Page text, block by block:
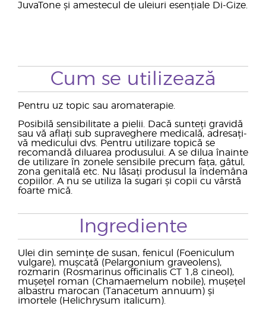
JuvaTone și amestecul de uleiuri esențiale Di-Gize.
Cum se utilizează
Pentru uz topic sau aromaterapie.
Posibilă sensibilitate a pielii. Dacă sunteți gravidă
sau vă aflați sub supraveghere medicală, adresați-
vă medicului dvs. Pentru utilizare topică se
recomandă diluarea produsului. A se dilua înainte
de utilizare în zonele sensibile precum fața, gâtul,
zona genitală etc. Nu lăsați produsul la îndemâna
copiilor. A nu se utiliza la sugari și copii cu vârstă
foarte mică.
Ingrediente
Ulei din semințe de susan, fenicul (Foeniculum
vulgare), mușcată (Pelargonium graveolens),
rozmarin (Rosmarinus officinalis CT 1,8 cineol),
mușețel roman (Chamaemelum nobile), mușețel
albastru marocan (Tanacetum annuum) și
imortele (Helichrysum italicum).